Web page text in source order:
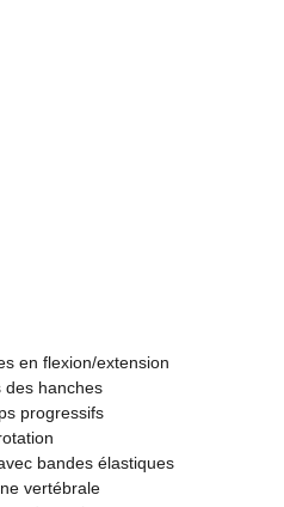
en flexion/extension
des hanches
progressifs
bandes élastiques
vertébrale